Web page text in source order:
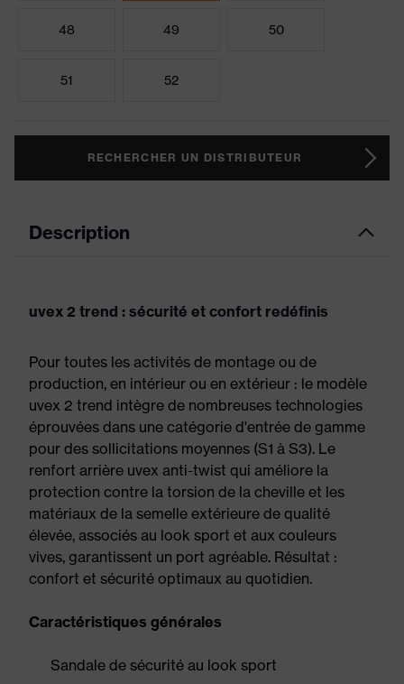
48 49 50
51 52
RECHERCHER UN DISTRIBUTEUR
Description
uvex 2 trend : sécurité et confort redéfinis
Pour toutes les activités de montage ou de
production, en intérieur ou en extérieur : le modèle
uvex 2 trend intègre de nombreuses technologies
éprouvées dans une catégorie d'entrée de gamme
pour des sollicitations moyennes (S1 à S3). Le
renfort arrière uvex anti-twist qui améliore la
protection contre la torsion de la cheville et les
matériaux de la semelle extérieure de qualité
élevée, associés au look sport et aux couleurs
vives, garantissent un port agréable. Résultat :
confort et sécurité optimaux au quotidien.
Caractéristiques générales
Sandale de sécurité au look sport